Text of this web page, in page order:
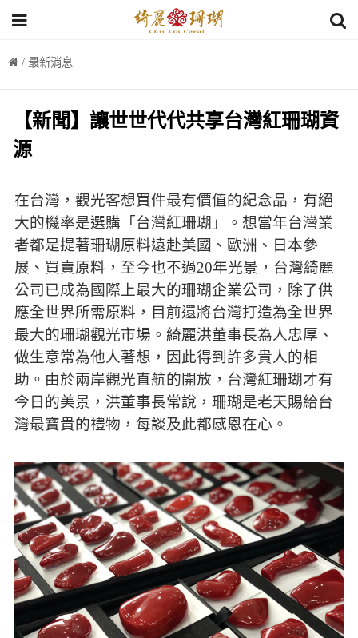
/ 最新消息
【新聞】讓世世代代共享台灣紅珊瑚資
源
在台灣，觀光客想買件最有價值的紀念品，有絕
大的機率是選購「台灣紅珊瑚」。想當年台灣業
者都是提著珊瑚原料遠赴美國、歐洲、日本參
展、買賣原料，至今也不過20年光景，台灣綺麗
公司已成為國際上最大的珊瑚企業公司，除了供
應全世界所需原料，目前還將台灣打造為全世界
最大的珊瑚觀光市場。綺麗洪董事長為人忠厚、
做生意常為他人著想，因此得到許多貴人的相
助。由於兩岸觀光直航的開放，台灣紅珊瑚才有
今日的美景，洪董事長常說，珊瑚是老天賜給台
灣最寶貴的禮物，每談及此都感恩在心。